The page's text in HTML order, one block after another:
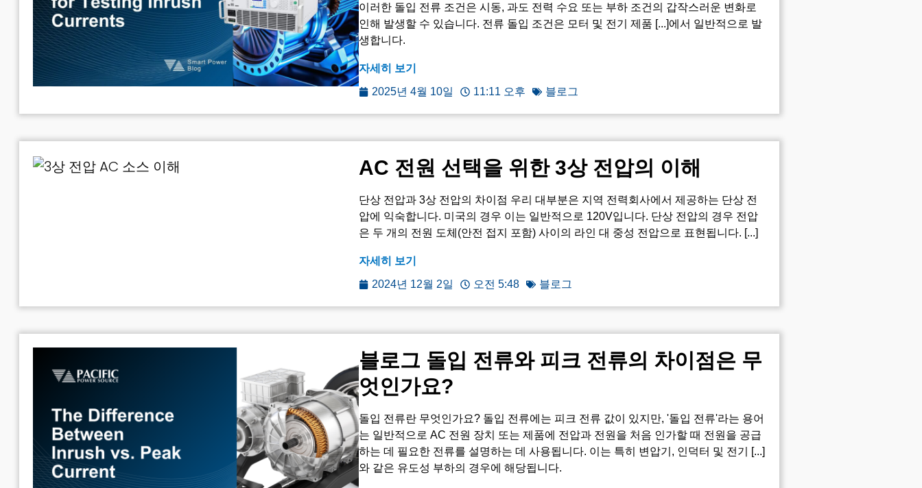
이러한 돌입 전류 조건은 시동, 과도 전력 수요 또는 부하 조건의 갑작스러운 변화로
인해 발생할 수 있습니다. 전류 돌입 조건은 모터 및 전기 제품 [...]에서 일반적으로 발
생합니다.
자세히 보기
2025년 4월 10일
11:11 오후 블로그
AC 전원 선택을 위한 3상 전압의 이해
단상 전압과 3상 전압의 차이점 우리 대부분은 지역 전력회사에서 제공하는 단상 전
압에 익숙합니다. 미국의 경우 이는 일반적으로 120V입니다. 단상 전압의 경우 전압
은 두 개의 전원 도체(안전 접지 포함) 사이의 라인 대 중성 전압으로 표현됩니다. [...]
자세히 보기
2024년 12월 2일
오전 5:48 블로그
블로그 돌입 전류와 피크 전류의 차이점은 무
엇인가요?
돌입 전류란 무엇인가요? 돌입 전류에는 피크 전류 값이 있지만, '돌입 전류'라는 용어
는 일반적으로 AC 전원 장치 또는 제품에 전압과 전원을 처음 인가할 때 전원을 공급
하는 데 필요한 전류를 설명하는 데 사용됩니다. 이는 특히 변압기, 인덕터 및 전기 [...]
와 같은 유도성 부하의 경우에 해당됩니다.